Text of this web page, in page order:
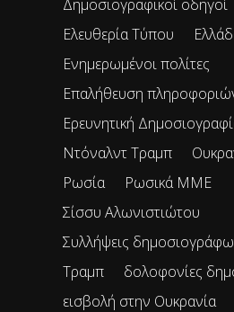
Δημοσιογραφικοί οδηγοί
Ελευθερία Τύπου
Ενημερωμένοι πολίτες
Επαλήθευση
Ερευνητική
Ντόναλντ Τραμπ
Ρωσία
Ρωσικά ΜΜΕ
Σίσσυ Αλωνιστιώτου
Συλλήψεις
Τραμπ
δολοφονίες
εισβολή στην Ουκρανία